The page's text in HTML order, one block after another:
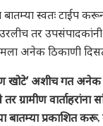
बातम्या स्वतः टाईप
उरलीच तर
अनेक ठिकाणी
खोटे’ अशीच गत अनेक
ग्रामीण वार्ताहरांना
बातम्या प्रकाशित करू.